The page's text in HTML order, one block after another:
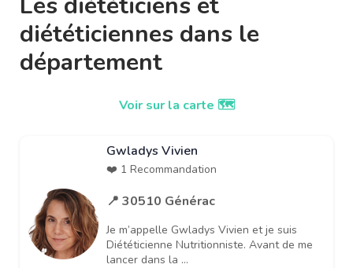
diététiciennes dans le
département
Voir sur la carte 🗺️
Gwladys Vivien
❤️ 1 Recommandation
📍 30510 Générac
Je m’appelle Gwladys Vivien et je suis
Diététicienne Nutritionniste. Avant de me
lancer dans la ...